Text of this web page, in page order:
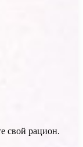
свой рацион.